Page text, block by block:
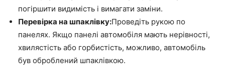
погіршити видимість і вимагати заміни.
Перевірка на шпаклівку:Проведіть рукою по
панелях. Якщо панелі автомобіля мають нерівності,
хвилястість або горбистість, можливо, автомобіль
був оброблений шпаклівкою.